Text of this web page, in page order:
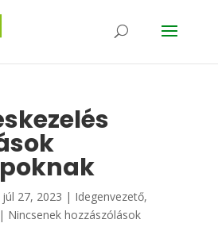
júl 27, 2023 | Idegenvezető,
Nincsenek hozzászólások